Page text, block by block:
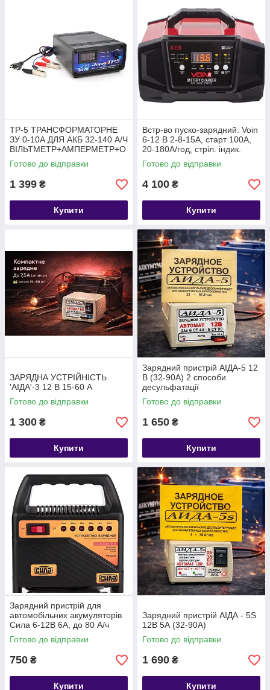
ТР-5 ТРАНСФОРМАТОРНЕ
ЗУ 0-10А ДЛЯ АКБ 32-140 А/Ч
ВІЛЬТМЕТР+АМПЕРМЕТР+О
ХЛ.
Готово до відправки
1 399 ₴
Купити
Встр-во пуско-зарядний. Voin
6-12 В 2-8-15А, старт 100А,
20-180А/год, стріл. індик.
Англія
Готово до відправки
4 100 ₴
Купити
ЗАРЯДНА УСТРІЙНІСТЬ
'АІДА'-3 12 В 15-60 А
Готово до відправки
1 300 ₴
Купити
Зарядний пристрій АІДА-5 12
В (32-90А) 2 способи
десульфатації
Готово до відправки
1 650 ₴
Купити
Зарядний пристрій для
автомобільних акумуляторів
Сила 6-12В 6A, до 80 А/ч
діод. індік.
Готово до відправки
750 ₴
Купити
Зарядний пристрій АІДА - 5S
12В 5А (32-90А)
Готово до відправки
1 690 ₴
Купити